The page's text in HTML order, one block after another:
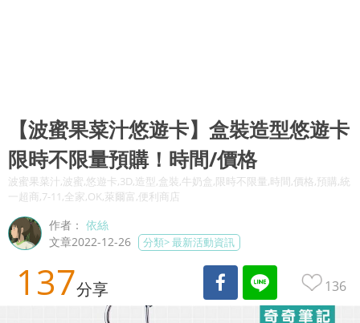
【波蜜果菜汁悠遊卡】盒裝造型悠遊卡
限時不限量預購！時間/價格
波蜜果菜汁,波蜜,悠遊卡,3D,造型,盒裝,牛奶盒,限時不限量,時間,價格,預購,統
一超商,7-11,全家,OK,萊爾富,便利商店
作者：依絲
文章2022-12-26
分類>最新活動資訊
137分享 136